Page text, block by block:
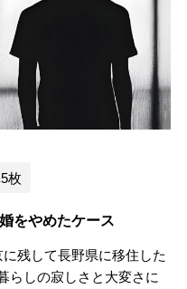
枚
をやめたケース
残して長野県に移住した
らしの寂しさと大変さに